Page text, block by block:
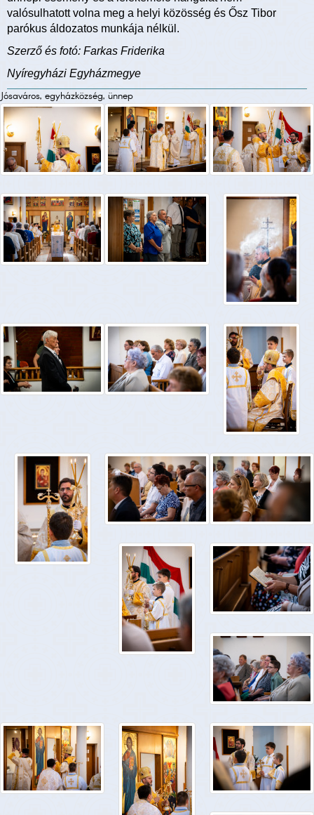
valósulhatott volna meg a helyi közösség és Ősz Tibor
parókus áldozatos munkája nélkül.
Szerző és fotó: Farkas Friderika
Nyíregyházi Egyházmegye
Jósaváros, egyházközség, ünnep